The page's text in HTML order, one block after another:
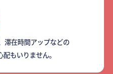
滞在時間アップなどの
もいりません。